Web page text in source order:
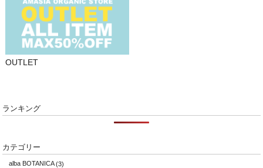
OUTLET
ランキング
カテゴリー
alba BOTANICA(3)